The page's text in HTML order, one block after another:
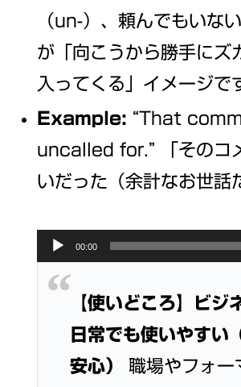
（un-）、頼んでもいな
が「向こうから勝手にズ
入ってくる」イメージで
Example: “That
uncalled for.” 「そのコ
いだった（余計なお世話
Audio
Player
00:00
【使いどころ】ビジ
日常でも使いやすい
安心）
職場やフォー